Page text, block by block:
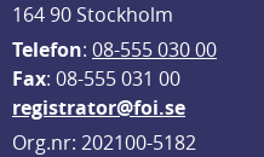
164 90 Stockholm
Telefon: 08-555 030 00
Fax: 08-555 031 00
registrator@foi.se
Org.nr: 202100-5182